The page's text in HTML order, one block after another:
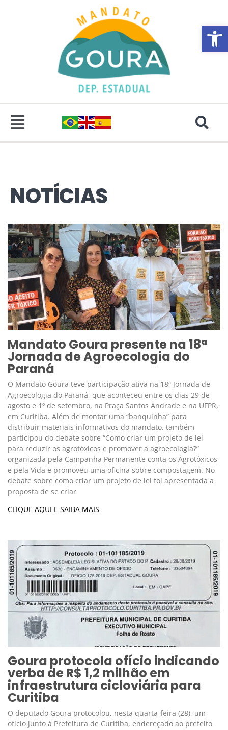
Abrir
NOTÍCIAS
Mandato Goura presente na 18ª
Jornada de Agroecologia do
Paraná
O Mandato Goura teve participação ativa na 18ª Jornada de
Agroecologia do Paraná, que aconteceu entre os dias 29 de
agosto e 1º de setembro, na Praça Santos Andrade e na UFPR,
em Curitiba. Além de montar uma “banquinha” para
distribuir materiais informativos do mandato, também
participou do debate sobre “Como criar um projeto de lei
para reduzir os agrotóxicos e promover a agroecologia?”
organizada pela Campanha Permanente conta os Agrotóxicos
e pela Vida e promoveu uma oficina sobre compostagem. No
debate sobre como criar um projeto de lei foi apresentada a
proposta de se criar
CLIQUE AQUI E SAIBA MAIS
Goura protocola ofício indicando
verba de R$ 1,2 milhão em
infraestrutura cicloviária para
Curitiba
O deputado Goura protocolou, nesta quarta-feira (28), um
ofício junto à Prefeitura de Curitiba, endereçado ao prefeito